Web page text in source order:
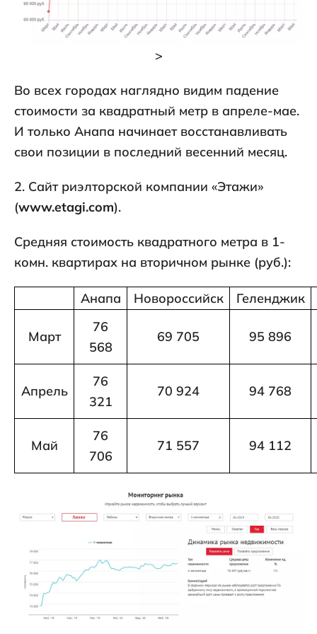
>
Во всех городах наглядно видим падение
стоимости за квадратный метр в апреле-мае.
И только Анапа начинает восстанавливать
свои позиции в последний весенний месяц.
2. Сайт риэлторской компании «Этажи»
(www.etagi.com).
Средняя стоимость квадратного метра в 1-
комн. квартирах на вторичном рынке (руб.):
Анапа Новороссийск Геленджик
Март
76
568
69 705 95 896
Апрель
76
321
70 924 94 768
Май
76
706
71 557 94 112